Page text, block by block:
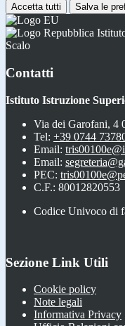
Accetta tutti Salva le
Scalo
Contatti
Istituto Istruzione
Via dei Garofani, 4
Tel: +39 0744
Email:
Email:
PEC:
C.F.: 80012820553
Codice Univoco di
Sezione Link Utili
Cookie policy
Note legali
Informativa Privacy